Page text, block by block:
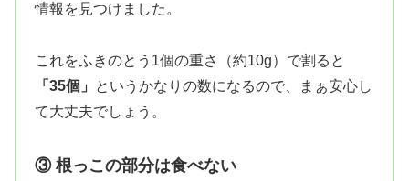
情報を見つけました。
これをふきのとう1個の重さ（約10g）で割ると
「35個」
というかなりの数になるので、まぁ安心し
て大丈夫でしょう。
③ 根っこの部分は食べない